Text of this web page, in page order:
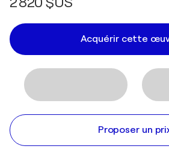
Acquérir cette
Proposer un